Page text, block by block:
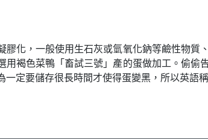
膠化，一般使用生石灰或氫氧化鈉等鹼性物
用褐色菜鴨「畜試三號」產的蛋做加工。偷
一定要儲存很長時間才使得蛋變黑，所以英語